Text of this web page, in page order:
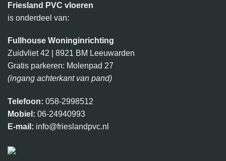
Friesland PVC vloeren
is onderdeel van:
Fullhouse Woninginrichting
Zuidvliet 42 | 8921 BM Leeuwarden
Gratis parkeren: Molenpad 27
(ingang achterkant van pand)
Telefoon: 058-2998512
Mobiel: 06-24940993
E-mail: info@frieslandpvc.nl